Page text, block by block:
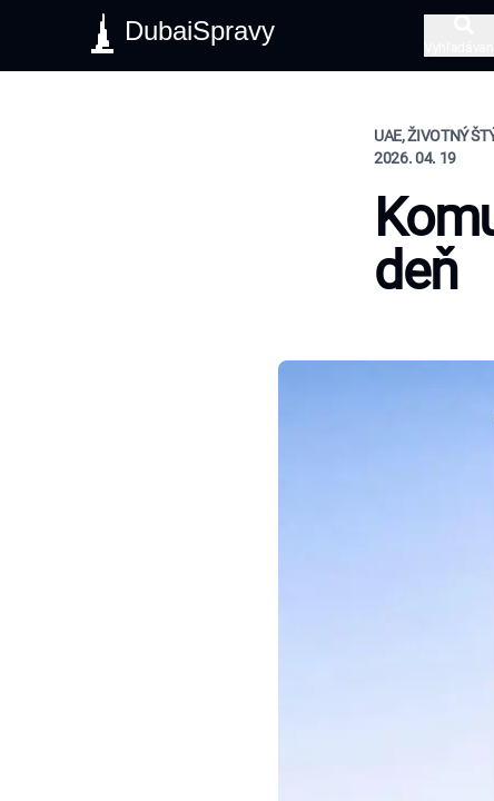
DubaiSpravy
UAE, ŽIVOTNÝ
2026. 04. 19
deň